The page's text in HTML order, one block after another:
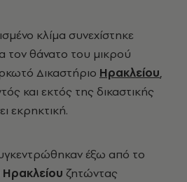
κλίμα συνεχίστηκε
τον θάνατο του μικρού
Δικαστήριο Ηρακλείου,
και εκτός της δικαστικής
εκρηκτική.
έξω από το
Ηρακλείου ζητώντας